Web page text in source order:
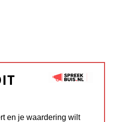
en je waardering wilt